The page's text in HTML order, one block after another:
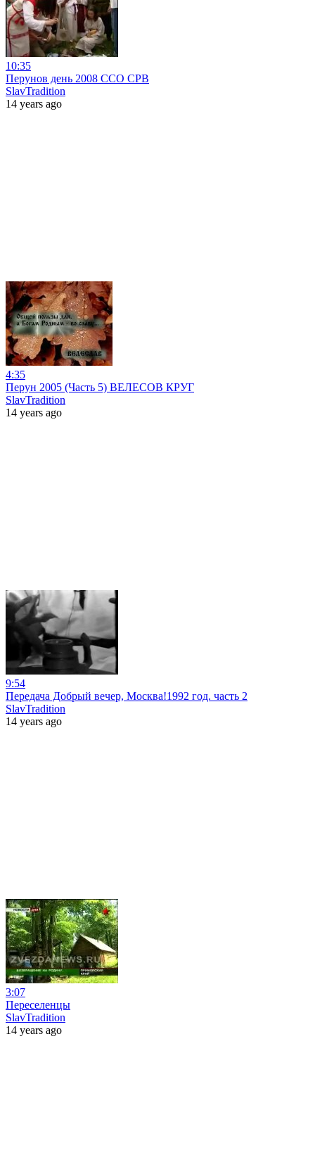
10:35
Перунов день 2008 ССО СРВ
SlavTradition
14 years ago
4:35
Перун 2005 (Часть 5) ВЕЛЕСОВ КРУГ
SlavTradition
14 years ago
9:54
Передача Добрый вечер, Москва!1992 год. часть 2
SlavTradition
14 years ago
3:07
Переселенцы
SlavTradition
14 years ago